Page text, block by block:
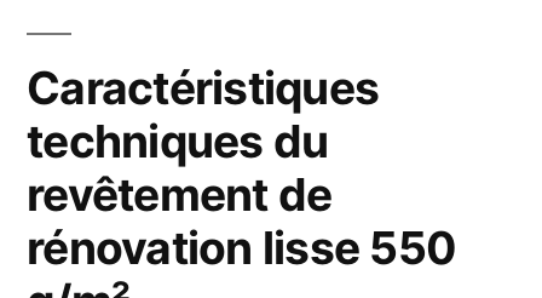
Caractéristiques
techniques du
revêtement de
rénovation lisse 550